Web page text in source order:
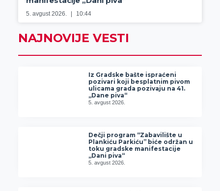
5. avgust 2026. 10:44
NAJNOVIJE VESTI
Iz Gradske bašte ispraćeni
pozivari koji besplatnim pivom
ulicama grada pozivaju na 41.
„Dane piva“
5. avgust 2026.
Dečji program “Zabavilište u
Plankiću Parkiću” biće održan u
toku gradske manifestacije
„Dani piva“
5. avgust 2026.